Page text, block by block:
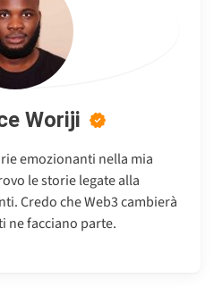
Woriji
emozionanti nella mia
le storie legate alla
Credo che Web3 cambierà
ne facciano parte.